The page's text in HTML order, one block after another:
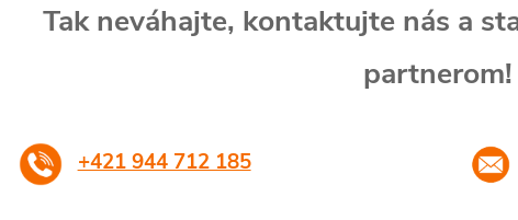
Tak neváhajte, kontaktujte nás a
partnerom!
+421 944 712 185